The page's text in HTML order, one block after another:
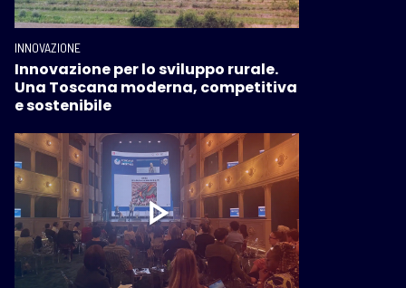
INNOVAZIONE
Innovazione per lo sviluppo rurale.
Una Toscana moderna, competitiva
e sostenibile